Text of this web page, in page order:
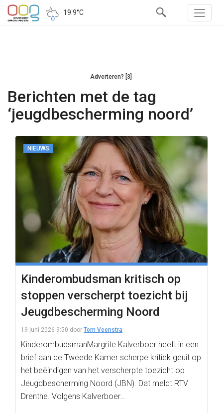
19.9°C
Adverteren? [3]
Berichten met de tag
‘jeugdbescherming noord’
NIEUWS
Kinderombudsman kritisch op
stoppen verscherpt toezicht bij
Jeugdbescherming Noord
19 juni 2026 9:50 door Tom Veenstra
KinderombudsmanMargrite Kalverboer heeft in een
brief aan de Tweede Kamer scherpe kritiek geuit op
het beëindigen van het verscherpte toezicht op
Jeugdbescherming Noord (JBN). Dat meldt RTV
Drenthe. Volgens Kalverboer…